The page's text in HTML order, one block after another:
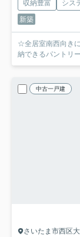
収納豊富
シス
新築
☆全居室南西向き
中古一戸建
さいたま市西区大